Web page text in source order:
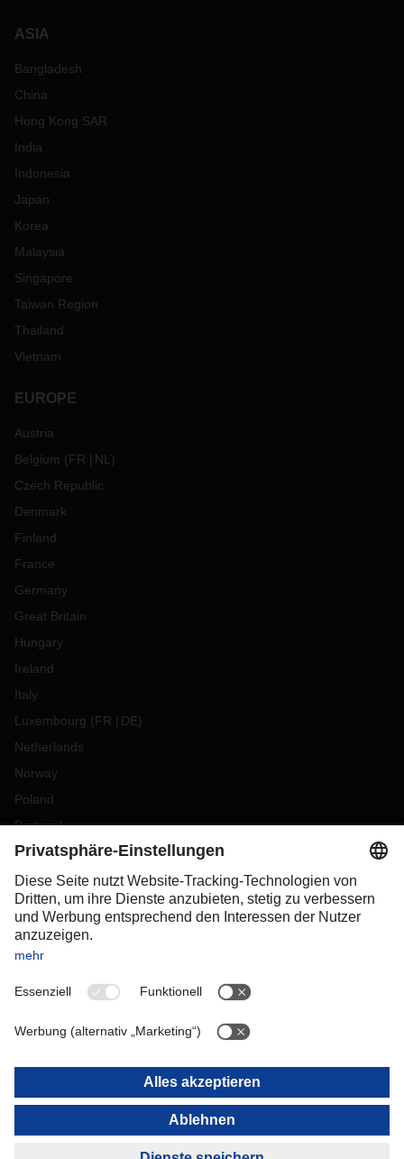
ASIA
Bangladesh
China
Hong Kong SAR
India
Indonesia
Japan
Korea
Malaysia
Singapore
Taiwan Region
Thailand
Vietnam
EUROPE
Austria
Belgium (FR NL )
Czech Republic
Denmark
Finland
France
Germany
Great Britain
Hungary
Ireland
Italy
Luxembourg (FR DE)
Netherlands
Norway
Poland
Portugal
Romania
Slovakia
Spain
Sweden
Switzerland
OCEANIA